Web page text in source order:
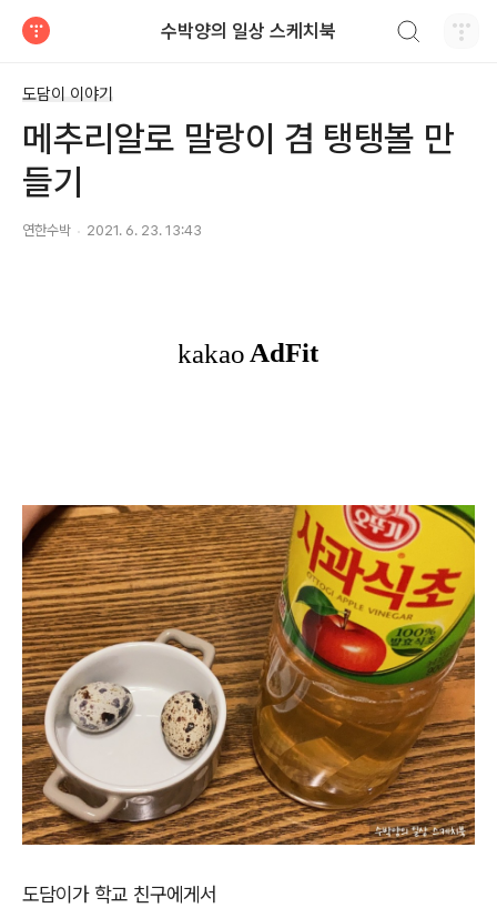
수박양의 일상 스케치북
도담이 이야기
메추리알로 말랑이 겸 탱탱볼 만
들기
연한수박 2021. 6. 23. 13:43
도담이가 학교 친구에게서